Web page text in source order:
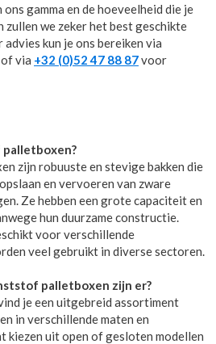
gamma en de hoeveelheid die je
zullen we zeker het best geschikte
kun je ons bereiken via
of via +32 (0)52 47 88 87voor
zijn robuuste en stevige bakken die
en vervoeren van zware
Ze hebben een grote capaciteit en
hun duurzame constructie.
voor verschillende
veel gebruikt in diverse sectoren.
palletboxen zijn er?
je een uitgebreid assortiment
in verschillende maten en
kiezen uit open of gesloten modellen